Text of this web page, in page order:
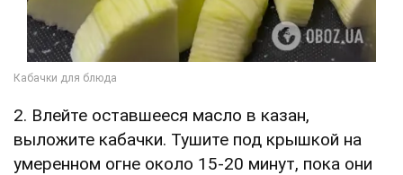
2. Влейте оставшееся масло в казан,
выложите кабачки. Тушите под крышкой на
умеренном огне около 15-20 минут, пока они